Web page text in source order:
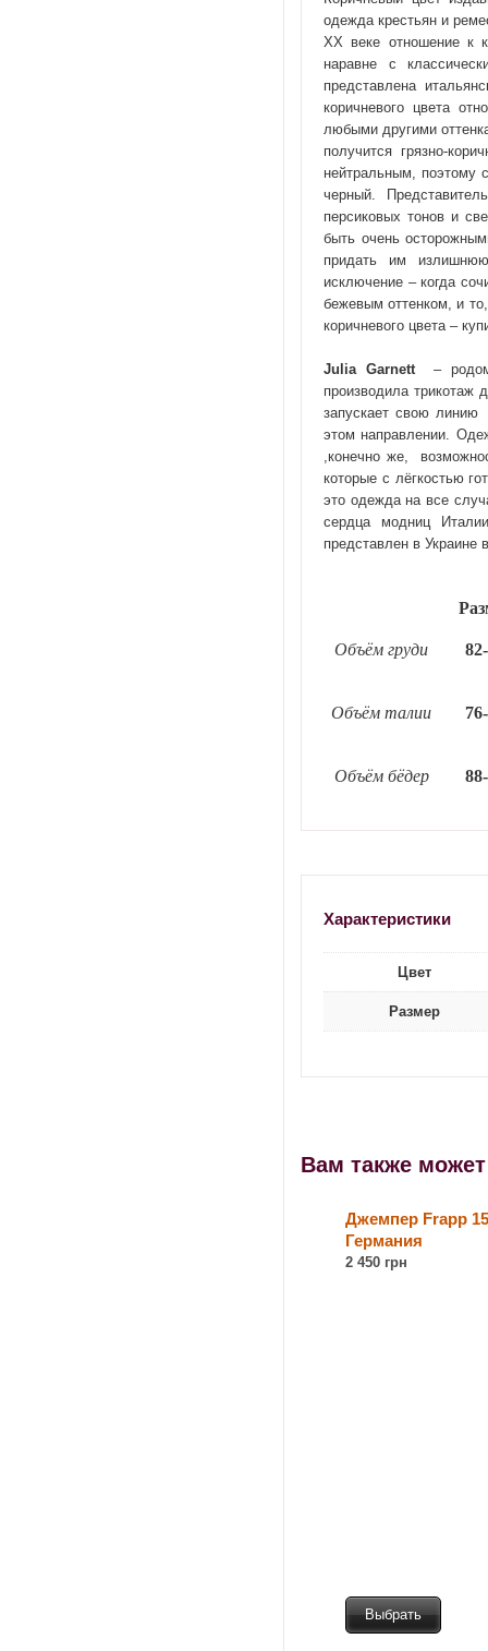
одежда крестьян и
ХХ веке отношение к
наравне с
представлена
коричневого цвета
любыми другими
получится грязно-
нейтральным, поэтому
черный.
персиковых тонов и
быть очень
придать им
исключение – когда
бежевым оттенком, и
коричневого цвета –
Julia Garnett– родом
производила
запускает свою линию
этом направлении.
,конечно же,
которые с лёгкостью
это одежда на все
сердца модниц
представлен в
Объём груди
Объём талии
Объём бёдер
Характеристики
Цвет
Размер
Вам также
Джемпер Frapp
Германия
2 450 грн
Выбрать